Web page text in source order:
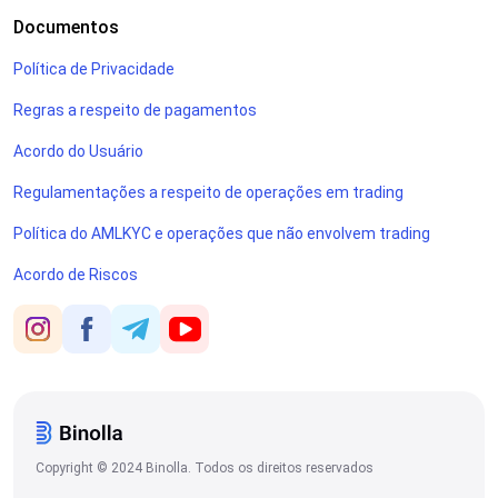
Documentos
Política de Privacidade
Regras a respeito de pagamentos
Acordo do Usuário
Regulamentações a respeito de operações em trading
Política do AMLKYC e operações que não envolvem trading
Acordo de Riscos
Copyright © 2024 Binolla. Todos os direitos reservados